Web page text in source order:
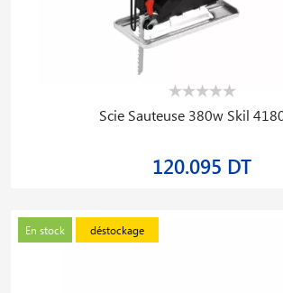
Scie Sauteuse 380w Skil
120.095 DT
En stock déstockage